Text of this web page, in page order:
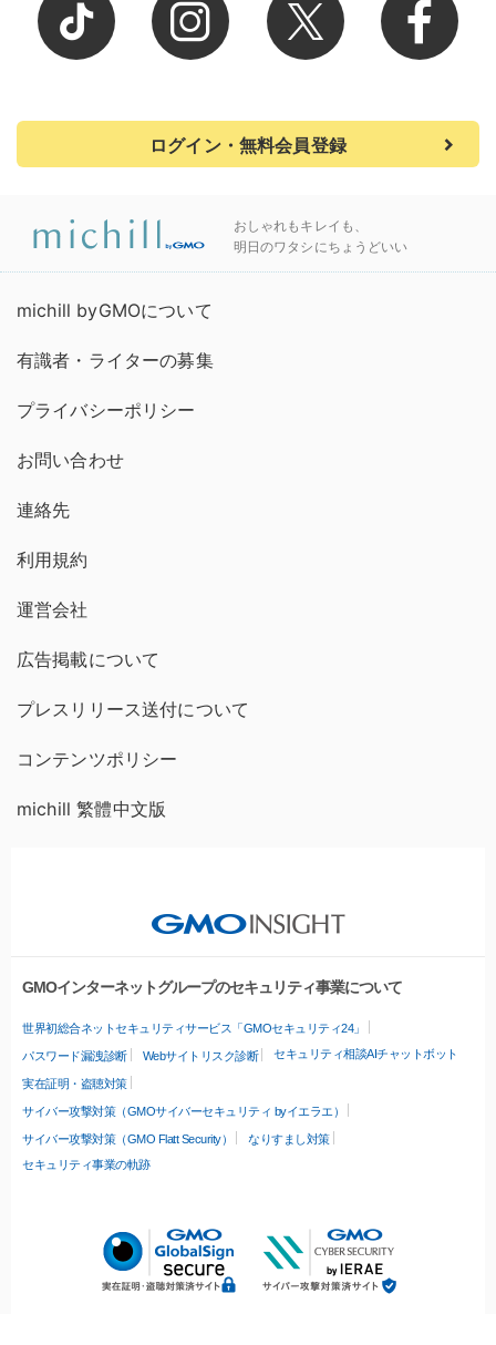
ログイン・無料会員登録
おしゃれもキレイも、
明日のワタシにちょうどいい
michill byGMOについて
有識者・ライターの募集
プライバシーポリシー
お問い合わせ
連絡先
利用規約
運営会社
広告掲載について
プレスリリース送付について
コンテンツポリシー
michill 繁體中文版
GMOインターネットグループのセキュリティ事業について
世界初総合ネットセキュリティサービス「GMOセキュリティ24」
パスワード漏洩診断 Webサイトリスク診断 セキュリティ相談AIチャットボット
実在証明・盗聴対策
サイバー攻撃対策（GMOサイバーセキュリティ byイエラエ）
サイバー攻撃対策（GMO Flatt Security）
なりすまし対策
セキュリティ事業の軌跡